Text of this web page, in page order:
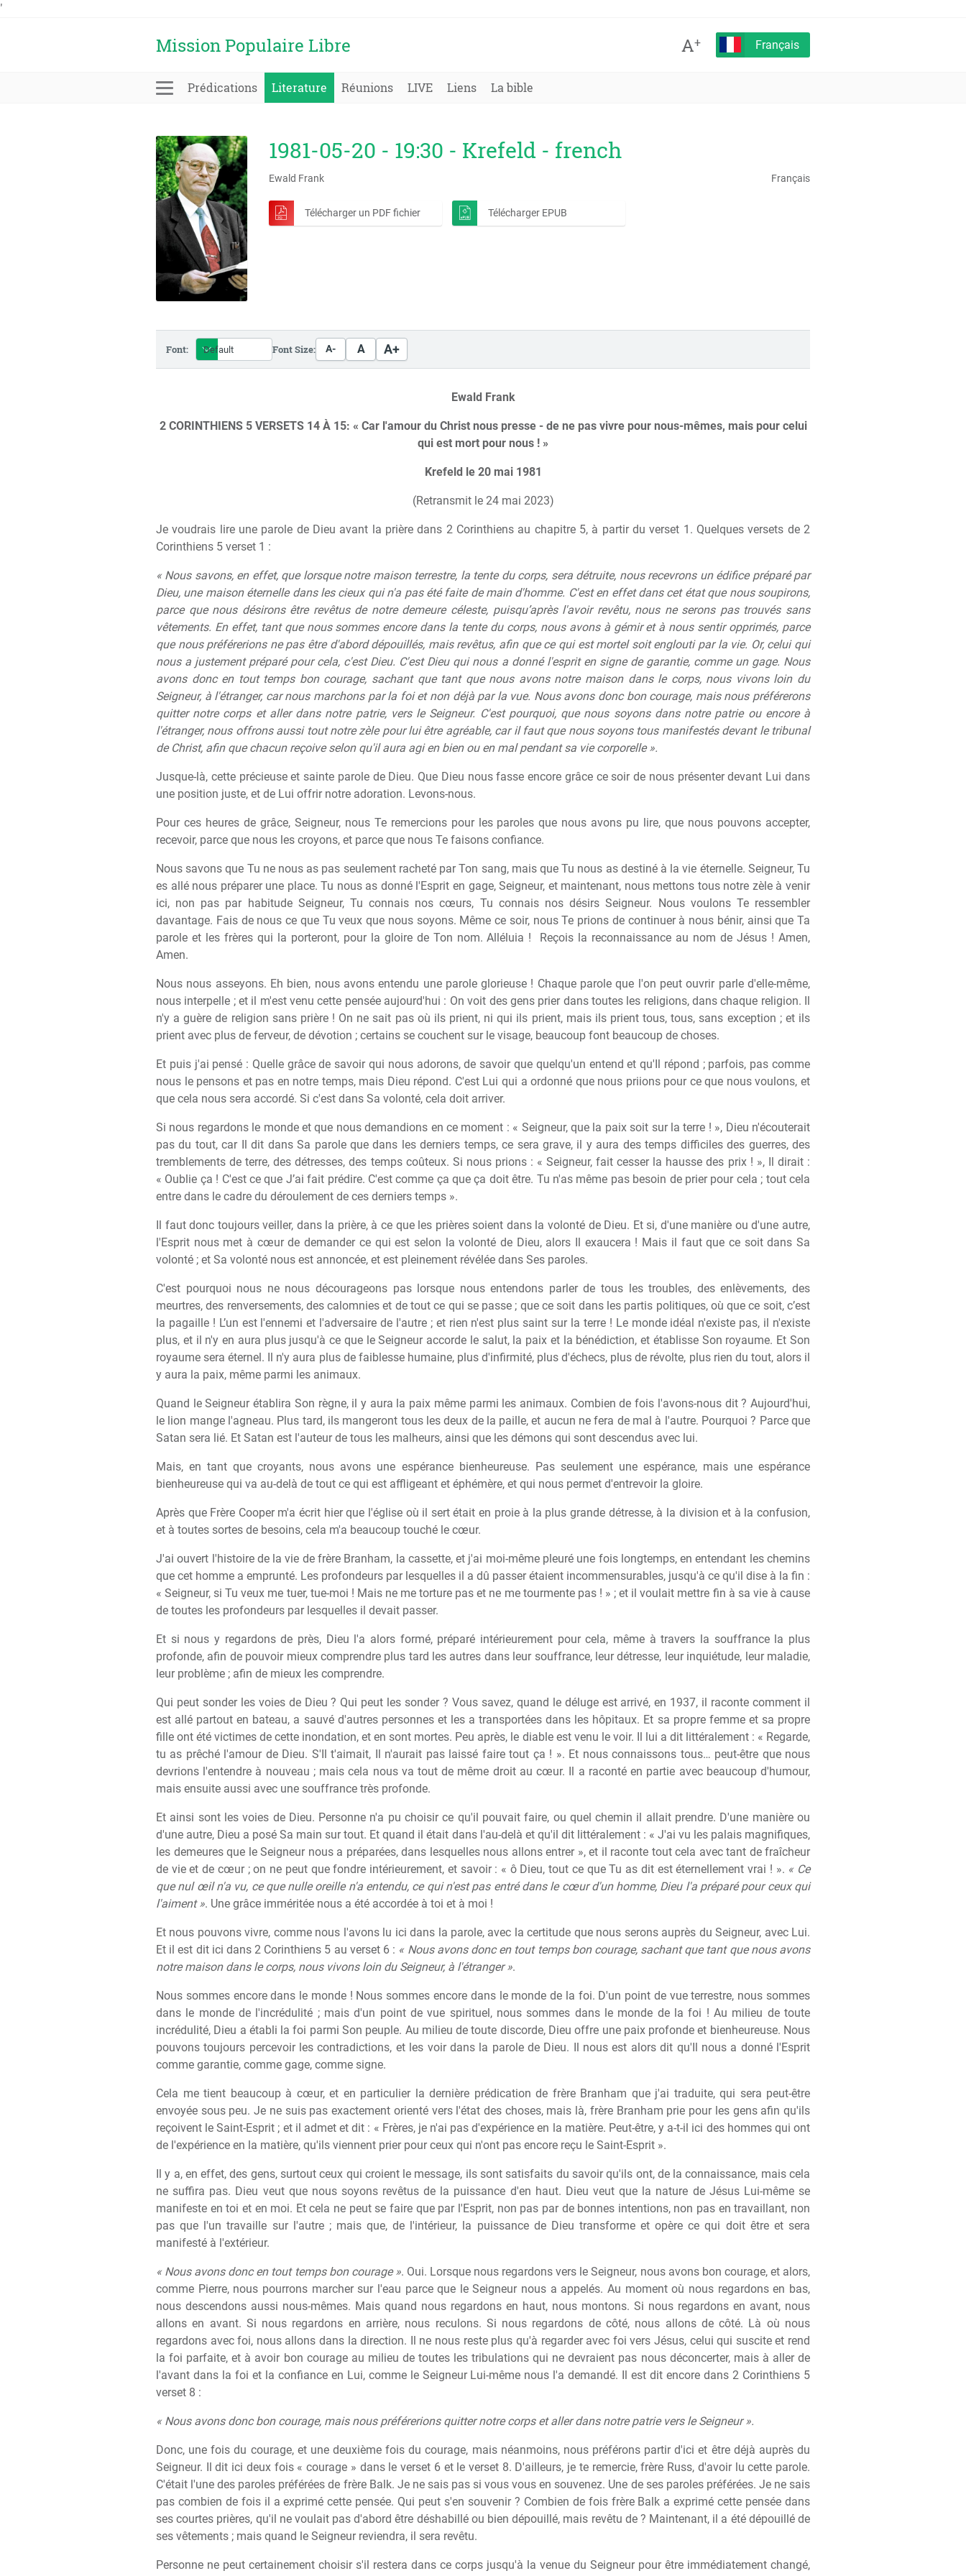
'
Mission Populaire Libre A+ Français
Prédications Literature Réunions LIVE Liens La bible
1981-05-20 - 19:30 - Krefeld - french
Ewald Frank Français
Télécharger un PDF fichier Télécharger EPUB
Font: Font Size: A- A A+
Ewald Frank
2 CORINTHIENS 5 VERSETS 14 À 15: « Car l'amour du Christ nous presse - de ne pas vivre pour nous-mêmes, mais pour celui
qui est mort pour nous ! »
Krefeld le 20 mai 1981
(Retransmit le 24 mai 2023)
Je voudrais lire une parole de Dieu avant la prière dans 2 Corinthiens au chapitre 5, à partir du verset 1. Quelques versets de 2
Corinthiens 5 verset 1 :
« Nous savons, en effet, que lorsque notre maison terrestre, la tente du corps, sera détruite, nous recevrons un édifice préparé par
Dieu, une maison éternelle dans les cieux qui n'a pas été faite de main d'homme. C'est en effet dans cet état que nous soupirons,
parce que nous désirons être revêtus de notre demeure céleste, puisqu’après l'avoir revêtu, nous ne serons pas trouvés sans
vêtements. En effet, tant que nous sommes encore dans la tente du corps, nous avons à gémir et à nous sentir opprimés, parce
que nous préférerions ne pas être d'abord dépouillés, mais revêtus, afin que ce qui est mortel soit englouti par la vie. Or, celui qui
nous a justement préparé pour cela, c'est Dieu. C'est Dieu qui nous a donné l'esprit en signe de garantie, comme un gage. Nous
avons donc en tout temps bon courage, sachant que tant que nous avons notre maison dans le corps, nous vivons loin du
Seigneur, à l'étranger, car nous marchons par la foi et non déjà par la vue. Nous avons donc bon courage, mais nous préférerons
quitter notre corps et aller dans notre patrie, vers le Seigneur. C'est pourquoi, que nous soyons dans notre patrie ou encore à
l'étranger, nous offrons aussi tout notre zèle pour lui être agréable, car il faut que nous soyons tous manifestés devant le tribunal
de Christ, afin que chacun reçoive selon qu'il aura agi en bien ou en mal pendant sa vie corporelle ».
Jusque-là, cette précieuse et sainte parole de Dieu. Que Dieu nous fasse encore grâce ce soir de nous présenter devant Lui dans
une position juste, et de Lui offrir notre adoration. Levons-nous.
Pour ces heures de grâce, Seigneur, nous Te remercions pour les paroles que nous avons pu lire, que nous pouvons accepter,
recevoir, parce que nous les croyons, et parce que nous Te faisons confiance.
Nous savons que Tu ne nous as pas seulement racheté par Ton sang, mais que Tu nous as destiné à la vie éternelle. Seigneur, Tu
es allé nous préparer une place. Tu nous as donné l'Esprit en gage, Seigneur, et maintenant, nous mettons tous notre zèle à venir
ici, non pas par habitude Seigneur, Tu connais nos cœurs, Tu connais nos désirs Seigneur. Nous voulons Te ressembler
davantage. Fais de nous ce que Tu veux que nous soyons. Même ce soir, nous Te prions de continuer à nous bénir, ainsi que Ta
parole et les frères qui la porteront, pour la gloire de Ton nom. Alléluia !
Reçois la reconnaissance au nom de Jésus ! Amen,
Amen.
Nous nous asseyons. Eh bien, nous avons entendu une parole glorieuse ! Chaque parole que l'on peut ouvrir parle d'elle-même,
nous interpelle ; et il m'est venu cette pensée aujourd'hui : On voit des gens prier dans toutes les religions, dans chaque religion. Il
n'y a guère de religion sans prière ! On ne sait pas où ils prient, ni qui ils prient, mais ils prient tous, tous, sans exception ; et ils
prient avec plus de ferveur, de dévotion ; certains se couchent sur le visage, beaucoup font beaucoup de choses.
Et puis j'ai pensé : Quelle grâce de savoir qui nous adorons, de savoir que quelqu'un entend et qu'Il répond ; parfois, pas comme
nous le pensons et pas en notre temps, mais Dieu répond. C'est Lui qui a ordonné que nous priions pour ce que nous voulons, et
que cela nous sera accordé. Si c'est dans Sa volonté, cela doit arriver.
Si nous regardons le monde et que nous demandions en ce moment : « Seigneur, que la paix soit sur la terre ! », Dieu n'écouterait
pas du tout, car Il dit dans Sa parole que dans les derniers temps, ce sera grave, il y aura des temps difficiles des guerres, des
tremblements de terre, des détresses, des temps coûteux. Si nous prions : « Seigneur, fait cesser la hausse des prix ! », Il dirait :
« Oublie ça ! C'est ce que J’ai fait prédire. C'est comme ça que ça doit être. Tu n'as même pas besoin de prier pour cela ; tout cela
entre dans le cadre du déroulement de ces derniers temps ».
Il faut donc toujours veiller, dans la prière, à ce que les prières soient dans la volonté de Dieu. Et si, d'une manière ou d'une autre,
l'Esprit nous met à cœur de demander ce qui est selon la volonté de Dieu, alors Il exaucera ! Mais il faut que ce soit dans Sa
volonté ; et Sa volonté nous est annoncée, et est pleinement révélée dans Ses paroles.
C'est pourquoi nous ne nous décourageons pas lorsque nous entendons parler de tous les troubles, des enlèvements, des
meurtres, des renversements, des calomnies et de tout ce qui se passe ; que ce soit dans les partis politiques, où que ce soit, c’est
la pagaille ! L’un est l'ennemi et l'adversaire de l'autre ; et rien n'est plus saint sur la terre ! Le monde idéal n'existe pas, il n'existe
plus, et il n'y en aura plus jusqu'à ce que le Seigneur accorde le salut, la paix et la bénédiction, et établisse Son royaume. Et Son
royaume sera éternel. Il n'y aura plus de faiblesse humaine, plus d'infirmité, plus d'échecs, plus de révolte, plus rien du tout, alors il
y aura la paix, même parmi les animaux.
Quand le Seigneur établira Son règne, il y aura la paix même parmi les animaux. Combien de fois l'avons-nous dit ? Aujourd'hui,
le lion mange l'agneau. Plus tard, ils mangeront tous les deux de la paille, et aucun ne fera de mal à l'autre. Pourquoi ? Parce que
Satan sera lié. Et Satan est l'auteur de tous les malheurs, ainsi que les démons qui sont descendus avec lui.
Mais, en tant que croyants, nous avons une espérance bienheureuse. Pas seulement une espérance, mais une espérance
bienheureuse qui va au-delà de tout ce qui est affligeant et éphémère, et qui nous permet d'entrevoir la gloire.
Après que Frère Cooper m'a écrit hier que l'église où il sert était en proie à la plus grande détresse, à la division et à la confusion,
et à toutes sortes de besoins, cela m'a beaucoup touché le cœur.
J'ai ouvert l'histoire de la vie de frère Branham, la cassette, et j'ai moi-même pleuré une fois longtemps, en entendant les chemins
que cet homme a emprunté. Les profondeurs par lesquelles il a dû passer étaient incommensurables, jusqu'à ce qu'il dise à la fin :
« Seigneur, si Tu veux me tuer, tue-moi ! Mais ne me torture pas et ne me tourmente pas ! » ; et il voulait mettre fin à sa vie à cause
de toutes les profondeurs par lesquelles il devait passer.
Et si nous y regardons de près, Dieu l'a alors formé, préparé intérieurement pour cela, même à travers la souffrance la plus
profonde, afin de pouvoir mieux comprendre plus tard les autres dans leur souffrance, leur détresse, leur inquiétude, leur maladie,
leur problème ; afin de mieux les comprendre.
Qui peut sonder les voies de Dieu ? Qui peut les sonder ? Vous savez, quand le déluge est arrivé, en 1937, il raconte comment il
est allé partout en bateau, a sauvé d'autres personnes et les a transportées dans les hôpitaux. Et sa propre femme et sa propre
fille ont été victimes de cette inondation, et en sont mortes. Peu après, le diable est venu le voir. Il lui a dit littéralement : « Regarde,
tu as prêché l'amour de Dieu. S'Il t'aimait, Il n'aurait pas laissé faire tout ça ! ». Et nous connaissons tous… peut-être que nous
devrions l'entendre à nouveau ; mais cela nous va tout de même droit au cœur. Il a raconté en partie avec beaucoup d'humour,
mais ensuite aussi avec une souffrance très profonde.
Et ainsi sont les voies de Dieu. Personne n'a pu choisir ce qu'il pouvait faire, ou quel chemin il allait prendre. D'une manière ou
d'une autre, Dieu a posé Sa main sur tout. Et quand il était dans l'au-delà et qu'il dit littéralement : « J'ai vu les palais magnifiques,
les demeures que le Seigneur nous a préparées, dans lesquelles nous allons entrer », et il raconte tout cela avec tant de fraîcheur
de vie et de cœur ; on ne peut que fondre intérieurement, et savoir : « ô Dieu, tout ce que Tu as dit est éternellement vrai ! ». « Ce
que nul œil n'a vu, ce que nulle oreille n'a entendu, ce qui n'est pas entré dans le cœur d'un homme, Dieu l'a préparé pour ceux qui
l'aiment ». Une grâce imméritée nous a été accordée à toi et à moi !
Et nous pouvons vivre, comme nous l'avons lu ici dans la parole, avec la certitude que nous serons auprès du Seigneur, avec Lui.
Et il est dit ici dans 2 Corinthiens 5 au verset 6 : « Nous avons donc en tout temps bon courage, sachant que tant que nous avons
notre maison dans le corps, nous vivons loin du Seigneur, à l'étranger ».
Nous sommes encore dans le monde ! Nous sommes encore dans le monde de la foi. D'un point de vue terrestre, nous sommes
dans le monde de l'incrédulité ; mais d'un point de vue spirituel, nous sommes dans le monde de la foi ! Au milieu de toute
incrédulité, Dieu a établi la foi parmi Son peuple. Au milieu de toute discorde, Dieu offre une paix profonde et bienheureuse. Nous
pouvons toujours percevoir les contradictions, et les voir dans la parole de Dieu. Il nous est alors dit qu'Il nous a donné l'Esprit
comme garantie, comme gage, comme signe.
Cela me tient beaucoup à cœur, et en particulier la dernière prédication de frère Branham que j'ai traduite, qui sera peut-être
envoyée sous peu. Je ne suis pas exactement orienté vers l'état des choses, mais là, frère Branham prie pour les gens afin qu'ils
reçoivent le Saint-Esprit ; et il admet et dit : « Frères, je n'ai pas d'expérience en la matière. Peut-être, y a-t-il ici des hommes qui ont
de l'expérience en la matière, qu'ils viennent prier pour ceux qui n'ont pas encore reçu le Saint-Esprit ».
Il y a, en effet, des gens, surtout ceux qui croient le message, ils sont satisfaits du savoir qu'ils ont, de la connaissance, mais cela
ne suffira pas. Dieu veut que nous soyons revêtus de la puissance d'en haut. Dieu veut que la nature de Jésus Lui-même se
manifeste en toi et en moi. Et cela ne peut se faire que par l'Esprit, non pas par de bonnes intentions, non pas en travaillant, non
pas que l'un travaille sur l'autre ; mais que, de l'intérieur, la puissance de Dieu transforme et opère ce qui doit être et sera
manifesté à l'extérieur.
« Nous avons donc en tout temps bon courage ». Oui. Lorsque nous regardons vers le Seigneur, nous avons bon courage, et alors,
comme Pierre, nous pourrons marcher sur l'eau parce que le Seigneur nous a appelés. Au moment où nous regardons en bas,
nous descendons aussi nous-mêmes. Mais quand nous regardons en haut, nous montons. Si nous regardons en avant, nous
allons en avant. Si nous regardons en arrière, nous reculons. Si nous regardons de côté, nous allons de côté. Là où nous
regardons avec foi, nous allons dans la direction. Il ne nous reste plus qu'à regarder avec foi vers Jésus, celui qui suscite et rend
la foi parfaite, et à avoir bon courage au milieu de toutes les tribulations qui ne devraient pas nous déconcerter, mais à aller de
l'avant dans la foi et la confiance en Lui, comme le Seigneur Lui-même nous l'a demandé. Il est dit encore dans 2 Corinthiens 5
verset 8 :
« Nous avons donc bon courage, mais nous préférerions quitter notre corps et aller dans notre patrie vers le Seigneur ».
Donc, une fois du courage, et une deuxième fois du courage, mais néanmoins, nous préférons partir d'ici et être déjà auprès du
Seigneur. Il dit ici deux fois « courage » dans le verset 6 et le verset 8. D'ailleurs, je te remercie, frère Russ, d'avoir lu cette parole.
C'était l'une des paroles préférées de frère Balk. Je ne sais pas si vous vous en souvenez. Une de ses paroles préférées. Je ne sais
pas combien de fois il a exprimé cette pensée. Qui peut s'en souvenir ? Combien de fois frère Balk a exprimé cette pensée dans
ses courtes prières, qu'il ne voulait pas d'abord être déshabillé ou bien dépouillé, mais revêtu de ? Maintenant, il a été dépouillé de
ses vêtements ; mais quand le Seigneur reviendra, il sera revêtu.
Personne ne peut certainement choisir s'il restera dans ce corps jusqu'à la venue du Seigneur pour être immédiatement changé,